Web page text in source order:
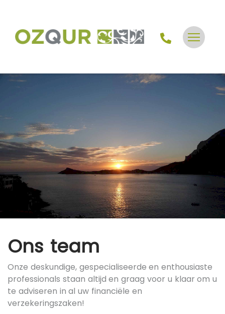
Ons team
Onze deskundige, gespecialiseerde en enthousiaste
professionals staan altijd en graag voor u klaar om u
te adviseren in al uw financiële en
verzekeringszaken!